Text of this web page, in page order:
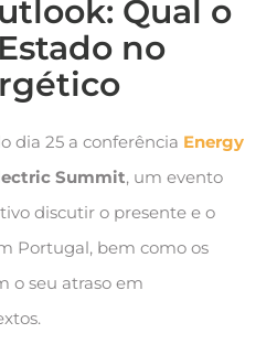
Qual o
no
dia 25 a conferência Energy
Summit, um evento
discutir o presente e o
Portugal, bem como os
o seu atraso em